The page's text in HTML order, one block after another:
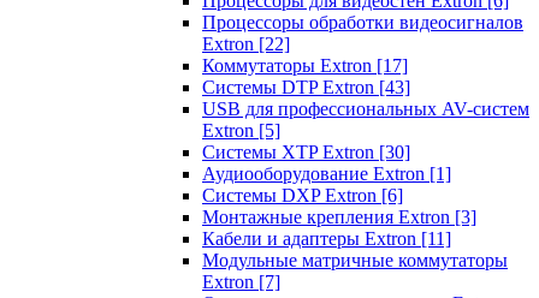
Процессоры обработки видеосигналов
Extron [22]
Коммутаторы Extron [17]
Системы DTP Extron [43]
USB для профессиональных AV-систем
Extron [5]
Системы XTP Extron [30]
Аудиооборудование Extron [1]
Системы DXP Extron [6]
Монтажные крепления Extron [3]
Кабели и адаптеры Extron [11]
Модульные матричные коммутаторы
Extron [7]